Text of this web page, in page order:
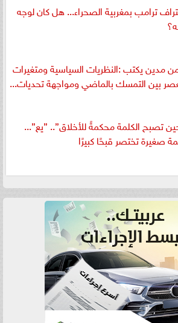
ترامب بمغربية الصحراء... هل كان لوجه
مدين يكتب :النظريات السياسية ومتغيرات
بين التمسك بالماضي ومواجهة تحديات...
تصبح الكلمة محكمةً للأخلاق”.. ”يع”...
صغيرة تختصر قبحًا كبيرًا